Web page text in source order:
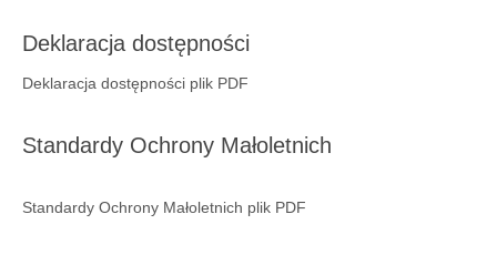
RODO
Klauzula informacyjna
Regulamin korzystania ze zbiorów i usług GBP
Deklaracja dostępności
Deklaracja dostępności plik PDF
Standardy Ochrony Małoletnich
Standardy Ochrony Małoletnich plik PDF